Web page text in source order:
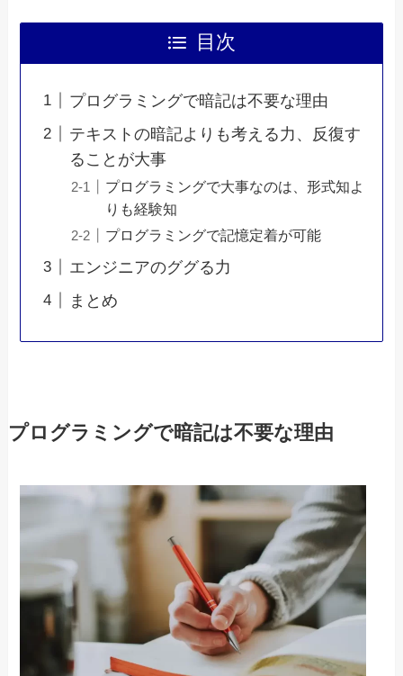
目次
プログラミングで暗記は不要な理由
テキストの暗記よりも考える力、反復す
ることが大事
プログラミングで大事なのは、形式知よ
りも経験知
プログラミングで記憶定着が可能
エンジニアのググる力
まとめ
プログラミングで暗記は不要な理由